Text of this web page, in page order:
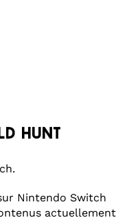
hunt
Nintendo Switch
actuellement